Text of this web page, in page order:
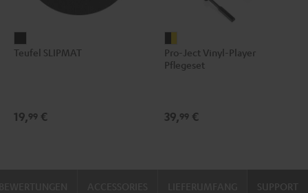
SLIPMAT
Teufel SLIPMAT
19,99 €
Ject
Vinyl-
Schwarz
Pro-Ject Vinyl-Player
Pflegeset
39,99 €
SUPPORT